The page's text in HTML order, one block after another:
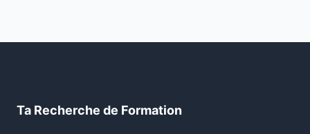
Ta Recherche de Formation